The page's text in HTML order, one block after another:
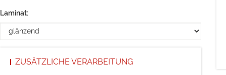
Laminat:
ZUSÄTZLICHE VERARBEITUNG